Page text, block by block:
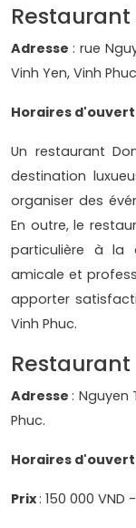
Adresse : rue
Vinh Yen, Vinh
Horaires
Un restaurant
destination
organiser des
En outre, le
particulière à la
amicale et
apporter
Vinh Phuc.
Adresse: Nguyen
Phuc.
Horaires
Prix: 150 000 VND